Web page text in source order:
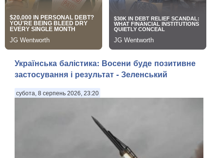
Українська балістика: Восени буде позитивне
застосування і результат - Зеленський
субота, 8 серпень 2026, 23:20